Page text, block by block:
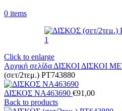
0 items
Click to enlarge
Αρχική σελίδα ΔΙΣΚΟΙ ΔΙΣΚΟΙ
(σετ/2τεμ.) PT743880
ΔΙΣΚΟΣ NA463690 €91,00
Back to products